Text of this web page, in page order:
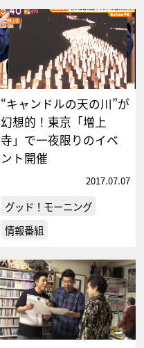
“キャンドルの天の川”が
幻想的！東京「増上
寺」で一夜限りのイベ
ント開催
2017.07.07
グッド！モーニング
情報番組